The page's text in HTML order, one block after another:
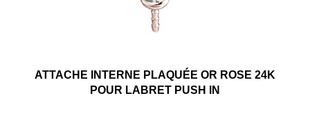
ATTACHE INTERNE PLAQUÉE OR ROSE 24K
POUR LABRET PUSH IN